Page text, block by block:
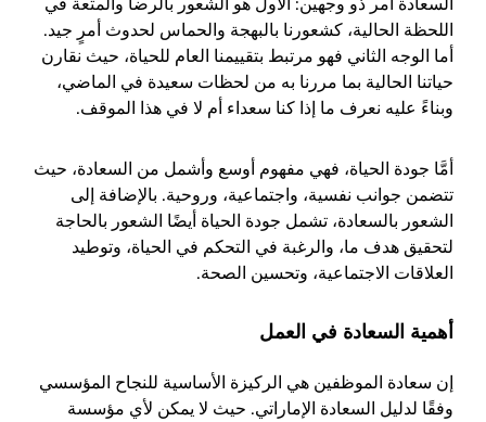
اللحظة الحالية، كشعورنا بالبهجة والحماس لحدوث أمرٍ جيد.
أما الوجه الثاني فهو مرتبط بتقييمنا العام للحياة، حيث نقارن
حياتنا الحالية بما مررنا به من لحظات سعيدة في الماضي،
وبناءً عليه نعرف ما إذا كنا سعداء أم لا في هذا الموقف.
أمَّا جودة الحياة، فهي مفهوم أوسع وأشمل من السعادة، حيث
تتضمن جوانب نفسية، واجتماعية، وروحية. بالإضافة إلى
الشعور بالسعادة، تشمل جودة الحياة أيضًا الشعور بالحاجة
لتحقيق هدف ما، والرغبة في التحكم في الحياة، وتوطيد
العلاقات الاجتماعية، وتحسين الصحة.
أهمية السعادة في العمل
إن سعادة الموظفين هي الركيزة الأساسية للنجاح المؤسسي
وفقًا لدليل السعادة الإماراتي. حيث لا يمكن لأي مؤسسة